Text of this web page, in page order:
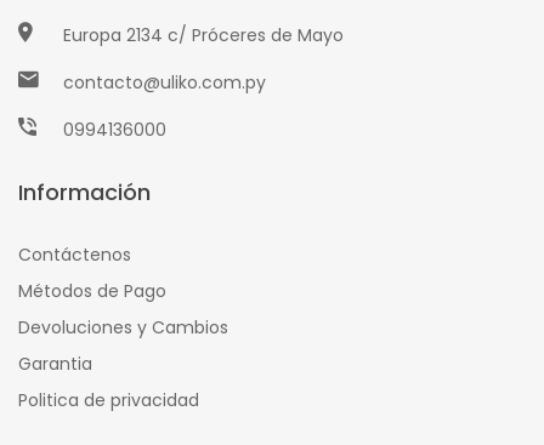
Europa 2134 c/ Próceres de Mayo
contacto@uliko.com.py
0994136000
Información
Contáctenos
Métodos de Pago
Devoluciones y Cambios
Garantia
Politica de privacidad